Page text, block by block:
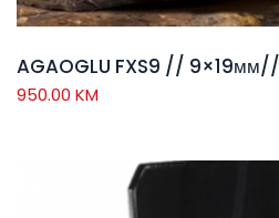
AGAOGLU FXS9 // 9×19мм//
950.00 KM